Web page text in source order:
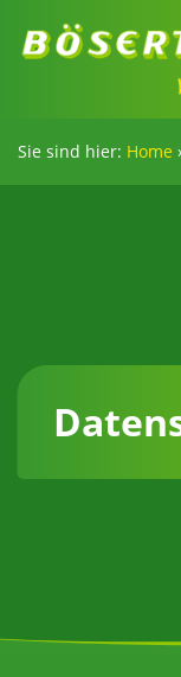
Sie sind hier: Home